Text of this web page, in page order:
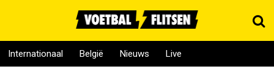
Internationaal België Nieuws Live